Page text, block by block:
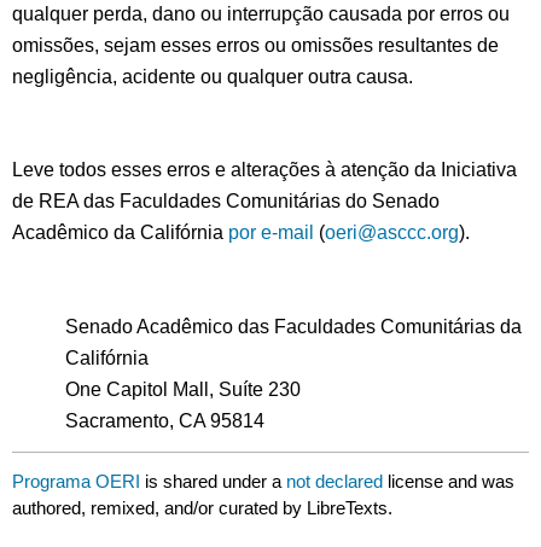
qualquer perda, dano ou interrupção causada por erros ou
omissões, sejam esses erros ou omissões resultantes de
negligência, acidente ou qualquer outra causa.
Leve todos esses erros e alterações à atenção da Iniciativa
de REA das Faculdades Comunitárias do Senado
Acadêmico da Califórnia por e-mail (oeri@asccc.org).
Senado Acadêmico das Faculdades Comunitárias da
Califórnia
One Capitol Mall, Suíte 230
Sacramento, CA 95814
Programa OERI is shared under a not declared license and was
authored, remixed, and/or curated by LibreTexts.